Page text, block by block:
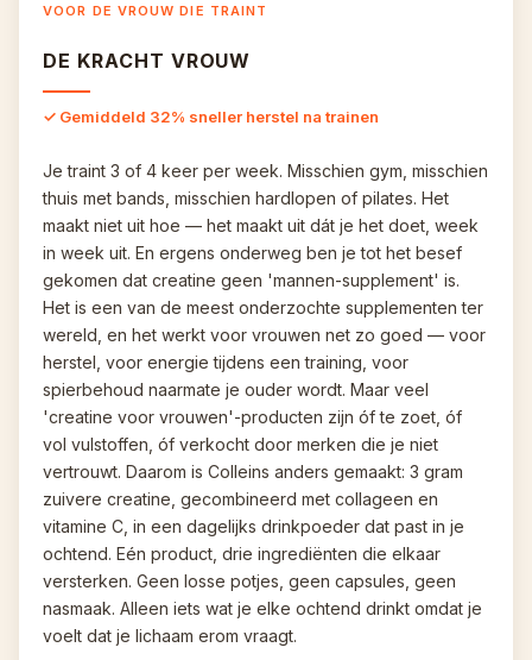
VOOR DE VROUW DIE TRAINT
DE KRACHT VROUW
✓ Gemiddeld 32% sneller herstel na trainen
Je traint 3 of 4 keer per week. Misschien gym, misschien
thuis met bands, misschien hardlopen of pilates. Het
maakt niet uit hoe — het maakt uit dát je het doet, week
in week uit. En ergens onderweg ben je tot het besef
gekomen dat creatine geen 'mannen-supplement' is.
Het is een van de meest onderzochte supplementen ter
wereld, en het werkt voor vrouwen net zo goed — voor
herstel, voor energie tijdens een training, voor
spierbehoud naarmate je ouder wordt. Maar veel
'creatine voor vrouwen'-producten zijn óf te zoet, óf
vol vulstoffen, óf verkocht door merken die je niet
vertrouwt. Daarom is Colleins anders gemaakt: 3 gram
zuivere creatine, gecombineerd met collageen en
vitamine C, in een dagelijks drinkpoeder dat past in je
ochtend. Eén product, drie ingrediënten die elkaar
versterken. Geen losse potjes, geen capsules, geen
nasmaak. Alleen iets wat je elke ochtend drinkt omdat je
voelt dat je lichaam erom vraagt.